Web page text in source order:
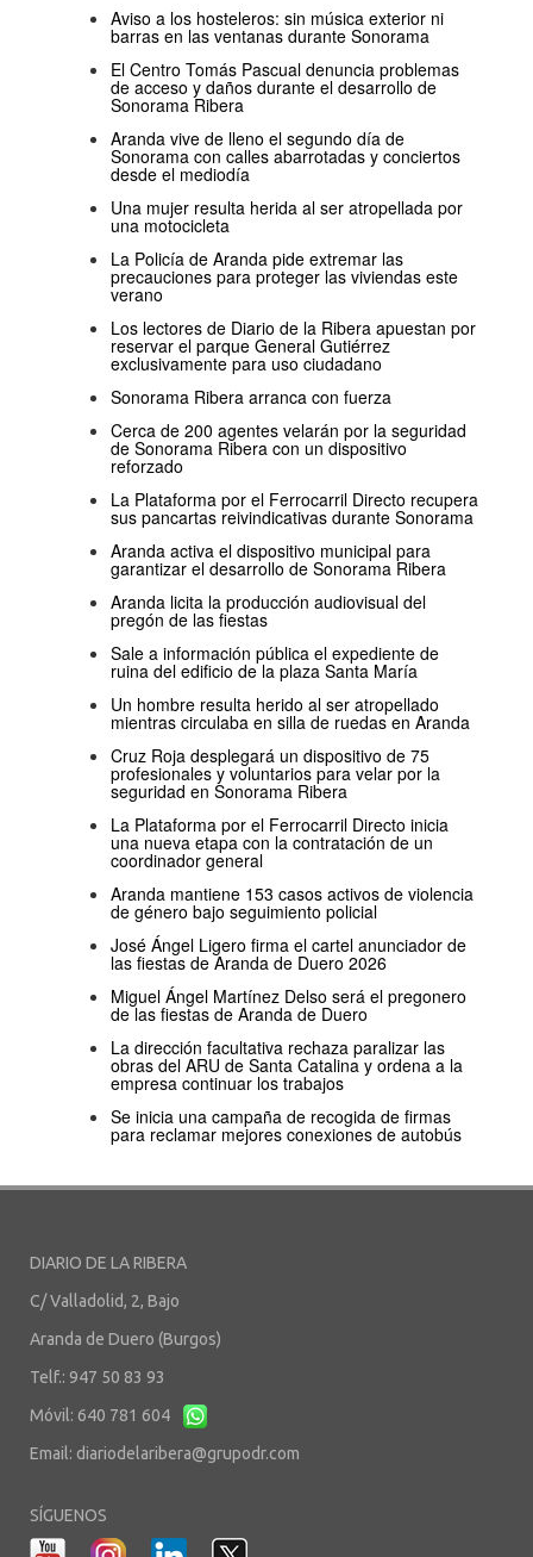
Aviso a los hosteleros: sin música exterior ni
barras en las ventanas durante Sonorama
El Centro Tomás Pascual denuncia problemas
de acceso y daños durante el desarrollo de
Sonorama Ribera
Aranda vive de lleno el segundo día de
Sonorama con calles abarrotadas y conciertos
desde el mediodía
Una mujer resulta herida al ser atropellada por
una motocicleta
La Policía de Aranda pide extremar las
precauciones para proteger las viviendas este
verano
Los lectores de Diario de la Ribera apuestan por
reservar el parque General Gutiérrez
exclusivamente para uso ciudadano
Sonorama Ribera arranca con fuerza
Cerca de 200 agentes velarán por la seguridad
de Sonorama Ribera con un dispositivo
reforzado
La Plataforma por el Ferrocarril Directo recupera
sus pancartas reivindicativas durante Sonorama
Aranda activa el dispositivo municipal para
garantizar el desarrollo de Sonorama Ribera
Aranda licita la producción audiovisual del
pregón de las fiestas
Sale a información pública el expediente de
ruina del edificio de la plaza Santa María
Un hombre resulta herido al ser atropellado
mientras circulaba en silla de ruedas en Aranda
Cruz Roja desplegará un dispositivo de 75
profesionales y voluntarios para velar por la
seguridad en Sonorama Ribera
La Plataforma por el Ferrocarril Directo inicia
una nueva etapa con la contratación de un
coordinador general
Aranda mantiene 153 casos activos de violencia
de género bajo seguimiento policial
José Ángel Ligero firma el cartel anunciador de
las fiestas de Aranda de Duero 2026
Miguel Ángel Martínez Delso será el pregonero
de las fiestas de Aranda de Duero
La dirección facultativa rechaza paralizar las
obras del ARU de Santa Catalina y ordena a la
empresa continuar los trabajos
Se inicia una campaña de recogida de firmas
para reclamar mejores conexiones de autobús
DIARIO DE LA RIBERA
C/ Valladolid, 2, Bajo
Aranda de Duero (Burgos)
Telf.: 947 50 83 93
Móvil: 640 781 604
Email: diariodelaribera@grupodr.com
SÍGUENOS